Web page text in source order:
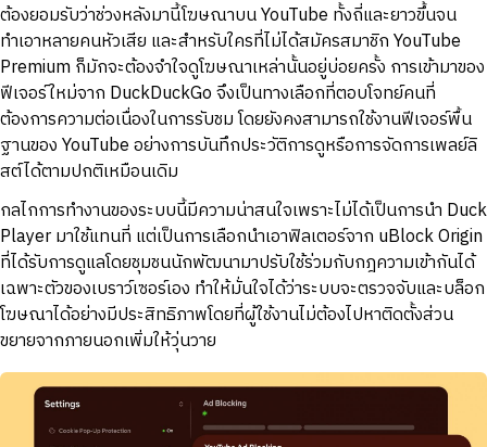
ต้องยอมรับว่าช่วงหลังมานี้โฆษณาบน YouTube ทั้งถี่และยาวขึ้นจน
ทำเอาหลายคนหัวเสีย และสำหรับใครที่ไม่ได้สมัครสมาชิก YouTube
Premium ก็มักจะต้องจำใจดูโฆษณาเหล่านั้นอยู่บ่อยครั้ง การเข้ามาของ
ฟีเจอร์ใหม่จาก DuckDuckGo จึงเป็นทางเลือกที่ตอบโจทย์คนที่
ต้องการความต่อเนื่องในการรับชม โดยยังคงสามารถใช้งานฟีเจอร์พื้น
ฐานของ YouTube อย่างการบันทึกประวัติการดูหรือการจัดการเพลย์ลิ
สต์ได้ตามปกติเหมือนเดิม
กลไกการทำงานของระบบนี้มีความน่าสนใจเพราะไม่ได้เป็นการนำ Duck
Player มาใช้แทนที่ แต่เป็นการเลือกนำเอาฟิลเตอร์จาก uBlock Origin
ที่ได้รับการดูแลโดยชุมชนนักพัฒนามาปรับใช้ร่วมกับกฎความเข้ากันได้
เฉพาะตัวของเบราว์เซอร์เอง ทำให้มั่นใจได้ว่าระบบจะตรวจจับและบล็อก
โฆษณาได้อย่างมีประสิทธิภาพโดยที่ผู้ใช้งานไม่ต้องไปหาติดตั้งส่วน
ขยายจากภายนอกเพิ่มให้วุ่นวาย